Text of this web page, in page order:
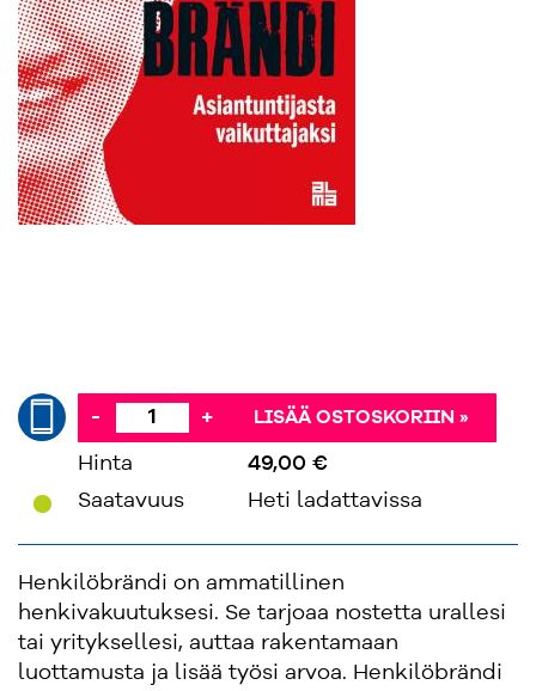
- + LISÄÄ OSTOSKORIIN »
Hinta
49,00 €
Saatavuus
Heti ladattavissa
Henkilöbrändi on ammatillinen
henkivakuutuksesi. Se tarjoaa nostetta urallesi
tai yrityksellesi, auttaa rakentamaan
luottamusta ja lisää työsi arvoa. Henkilöbrändi